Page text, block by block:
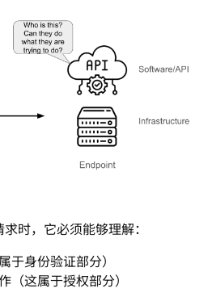
时，它必须能够理解：
于身份验证部分）
（这属于授权部分）